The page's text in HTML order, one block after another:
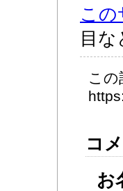
この
目な
この
コ
お